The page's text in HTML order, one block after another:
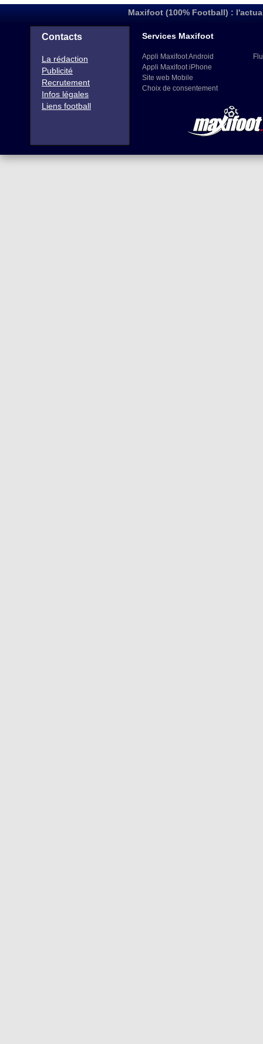
Maxifoot (100% Football) :
Contacts
La rédaction
Publicité
Recrutement
Infos légales
Liens football
Services Maxifoot
Appli Maxifoot Android
Appli Maxifoot iPhone
Site web Mobile
Choix de consentement